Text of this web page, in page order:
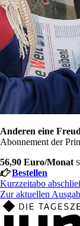
Anderen eine
Abonnement der
56,90 Euro/Monat
Bestellen
Kurzzeitabo
Zur aktuellen